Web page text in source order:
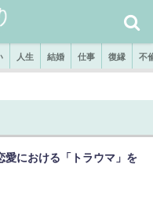
人生 結婚 仕事 復縁 不
愛における「トラウマ」を